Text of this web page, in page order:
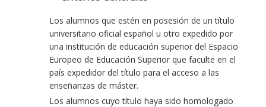
Los alumnos que estén en posesión de un título
universitario oficial español u otro expedido por
una institución de educación superior del Espacio
Europeo de Educación Superior que faculte en el
país expedidor del título para el acceso a las
enseñanzas de máster.
Los alumnos cuyo título haya sido homologado